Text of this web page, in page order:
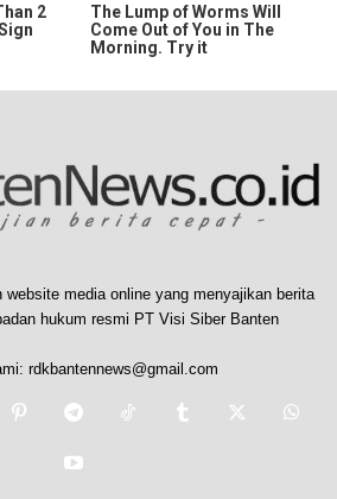
2
The Lump of Worms Will
Come Out of You in The
Morning. Try it
website media online yang menyajikan berita
hukum resmi PT Visi Siber Banten
rdkbantennews@gmail.com